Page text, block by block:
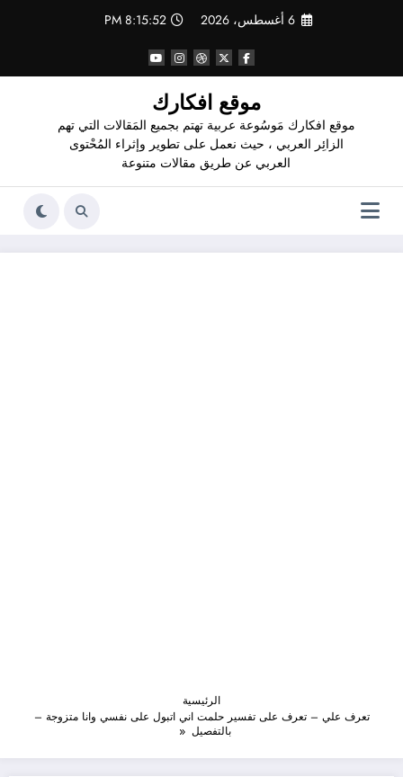
6 أغسطس، 2026 8:15:53 PM
موقع افكارك
موقع افكارك مَوسُوعة عربية تهتم بجميع المَقالات التي تهم
الزائِر العربي ، حيث نعمل على تطوير وإثراء المُحْتوى
العربي عن طريق مقالات متنوعة
الرئيسية
تعرف علي – تعرف على تفسير حلمت اني اتبول على نفسي وانا متزوجة –
بالتفصيل